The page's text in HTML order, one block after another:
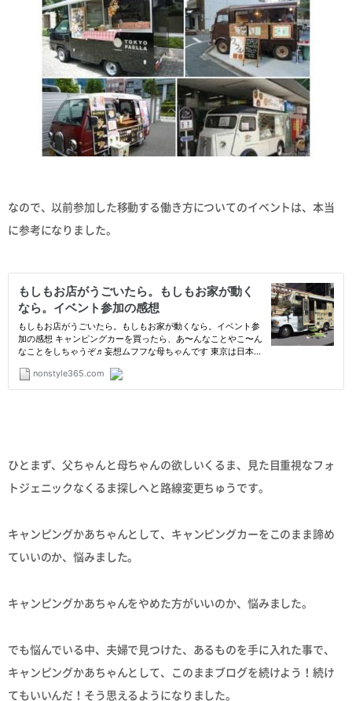
なので、以前参加した移動する働き方についてのイベントは、本当
に参考になりました。
ひとまず、父ちゃんと母ちゃんの欲しいくるま、見た目重視なフォ
トジェニックなくるま探しへと路線変更ちゅうです。
キャンピングかあちゃんとして、キャンピングカーをこのまま諦め
ていいのか、悩みました。
キャンピングかあちゃんをやめた方がいいのか、悩みました。
でも悩んでいる中、夫婦で見つけた、あるものを手に入れた事で、
キャンピングかあちゃんとして、このままブログを続けよう！続け
てもいいんだ！そう思えるようになりました。